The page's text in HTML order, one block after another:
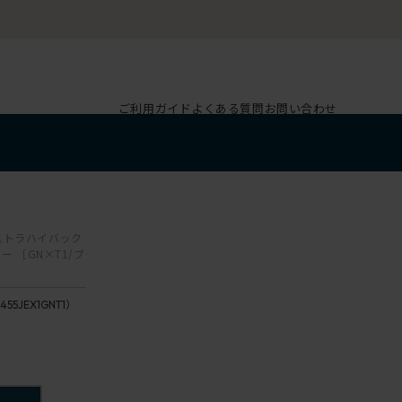
ご利用ガイド よくある質問お問い合わせ
ラハイバック
ー ［GN×T1/ブ
）